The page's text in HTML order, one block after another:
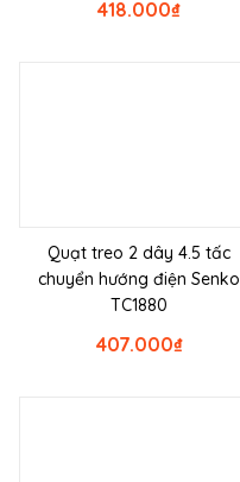
₫
418.000
Quạt treo 2 dây 4.5 tấc
chuyển hướng điện Senko
TC1880
₫
407.000